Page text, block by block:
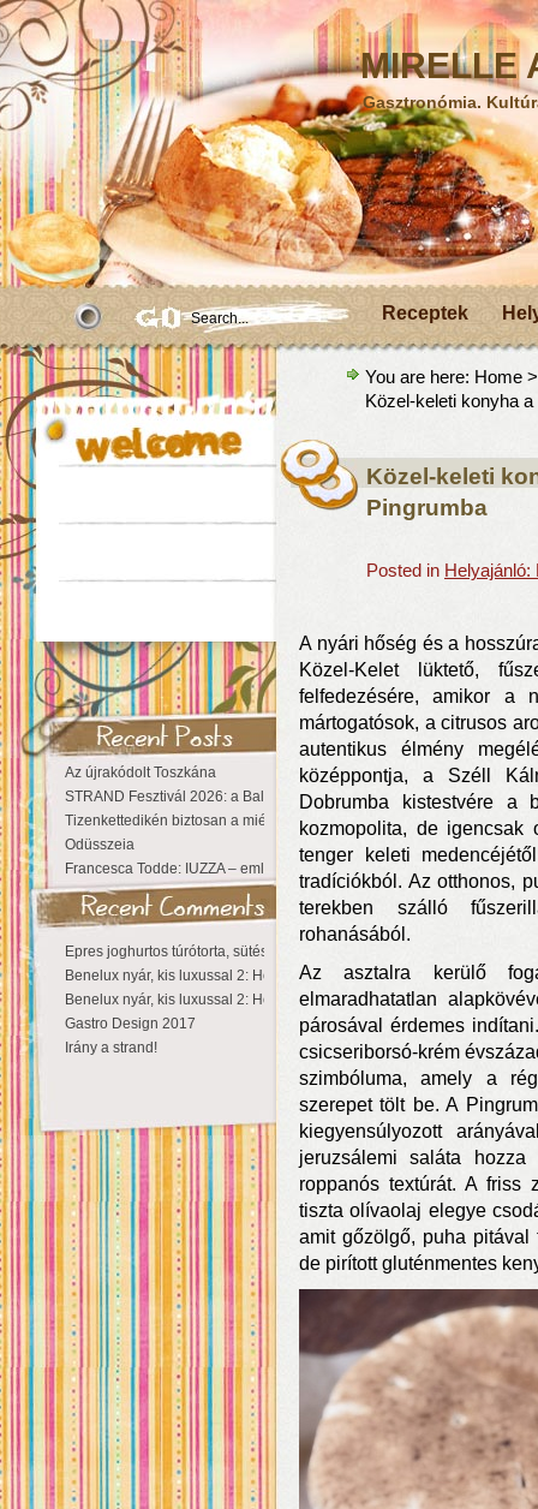
MIRELLE
Gasztronómia.
Receptek
Az újrakódolt Toszkána
STRAND Fesztivál 2026: a Balaton partján a nyár még tart!
Tizenkettedikén biztosan a miénk a Sziget!
Odüsszeia
Francesca Todde: IUZZA – emlékezet, táj és irodalom találkozása a Mai
Epres joghurtos túrótorta, sütés nélkül
Benelux nyár, kis luxussal 2: Hollandia
Benelux nyár, kis luxussal 2: Hollandia
Gastro Design 2017
Irány a strand!
You are here: Home
Közel-keleti konyha
Közel-keleti
Pingrumba
Posted in
A nyári hőség és a
Közel-Kelet lüktető,
felfedezésére, amikor a
mártogatósok, a citrusos
autentikus élmény
középpontja, a Széll
Dobrumba kistestvére a
kozmopolita, de igencsak
tenger keleti
tradíciókból. Az otthonos,
terekben szálló
rohanásából.
Az asztalra kerülő
elmaradhatatlan
párosával érdemes
csicseriborsó-krém
szimbóluma, amely a
szerepet tölt be. A
kiegyensúlyozott
jeruzsálemi saláta
roppanós textúrát. A friss
tiszta olívaolaj elegye
amit gőzölgő, puha pitával
de pirított gluténmentes